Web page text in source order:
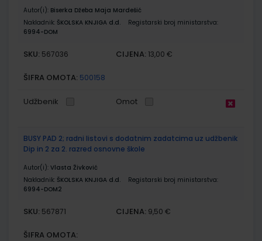
Autor(i): Biserka Džeba Maja Mardešić
Nakladnik: ŠKOLSKA KNJIGA d.d.
Registarski broj ministarstva:
6994-DOM
SKU: 567036 CIJENA: 13,00 €
ŠIFRA OMOTA: 500158
Udžbenik Omot
BUSY PAD 2; radni listovi s dodatnim zadatcima uz udžbenik
Dip in 2 za 2. razred osnovne škole
Autor(i): Vlasta Živković
Nakladnik: ŠKOLSKA KNJIGA d.d.
Registarski broj ministarstva:
6994-DOM2
SKU: 567871 CIJENA: 9,50 €
ŠIFRA OMOTA: